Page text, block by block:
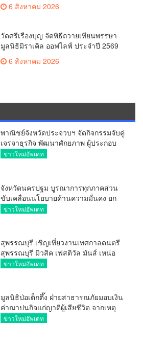
20,000 บาท
6 สิงหาคม 2026
วัดศรีเรืองบุญ จัดพิธีถวายเทียนพรรษา
มูลนิธิมิราเคิล ออฟไลฟ์ ประจำปี 2569
พล.ต.ต.ศิริวัฒน์ ดีพอ ให้เกียรติเป็น
ประธาน
6 สิงหาคม 2026
พาณิชย์จังหวัดประจวบฯ จัดกิจกรรมจับคู่
เจรจาธุรกิจ พัฒนาศักยภาพ ผู้ประกอบ
การ ขยายช่องทางการค้า สู่การค้า
ข่าวใหม่อัพเดท
จังหวัดนครปฐม บูรณาการทุกภาคส่วน
ขับเคลื่อนนโยบายด้านความมั่นคง ยก
ระดับการป้องกันอาชญากรรมทาง
ข่าวใหม่อัพเดท
สุพรรณบุรี เชิญเที่ยวงานเทศกาลดนตรี
สุพรรณบุรี มิวสิค เฟสติวัล มันส์ เหน่อ
มาก
ข่าวใหม่อัพเดท
มูลนิธิป่อเต็กตึ๊ง ฝ่ายสาธารณภัยมอบเงิน
ค่าฌาปนกิจแก่ญาติผู้เสียชีวิต จากเหตุ
เพลิงไหม้ โรงเบียร์ ณ ลาดพร้าว จำนวน
ข่าวใหม่อัพเดท